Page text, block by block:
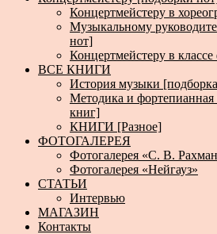
Концертмейстеру в
Музыкальному
нот]
Концертмейстеру в
ВСЕ КНИГИ
История музыки
Методика и фортепианная
книг]
КНИГИ [Разное]
ФОТОГАЛЕРЕЯ
Фотогалерея «С. В.
Фотогалерея «Нейгауз»
СТАТЬИ
Интервью
МАГАЗИН
Контакты